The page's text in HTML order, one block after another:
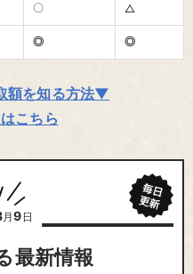
〇 △
◎ ◎
額を知る方法▼
こちら
月9 日
最新情報